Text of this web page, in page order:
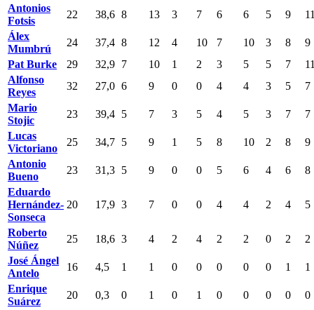
Antonios
Fotsis
22 38,6 8 13 3 7 6 6 5 9
Álex
Mumbrú
24 37,4 8 12 4 10 7 10 3 8
9
Pat Burke
29 32,9 7 10 1 2 3 5 5 7
Alfonso
Reyes
32 27,0 6 9 0 0 4 4 3 5
7
Mario
Stojic
23 39,4 5 7 3 5 4 5 3 7
7
Lucas
Victoriano
25 34,7 5 9 1 5 8 10 2 8
9
Antonio
Bueno
23 31,3 5 9 0 0 5 6 4 6
8
Eduardo
Hernández-
Sonseca
20 17,9 3 7 0 0 4 4 2 4 5
Roberto
Núñez
25 18,6 3 4 2 4 2 2 0 2
2
José Ángel
Antelo
16 4,5 1 1 0 0 0 0 0 1
1
Enrique
Suárez
20 0,3 0 1 0 1 0 0 0 0
0